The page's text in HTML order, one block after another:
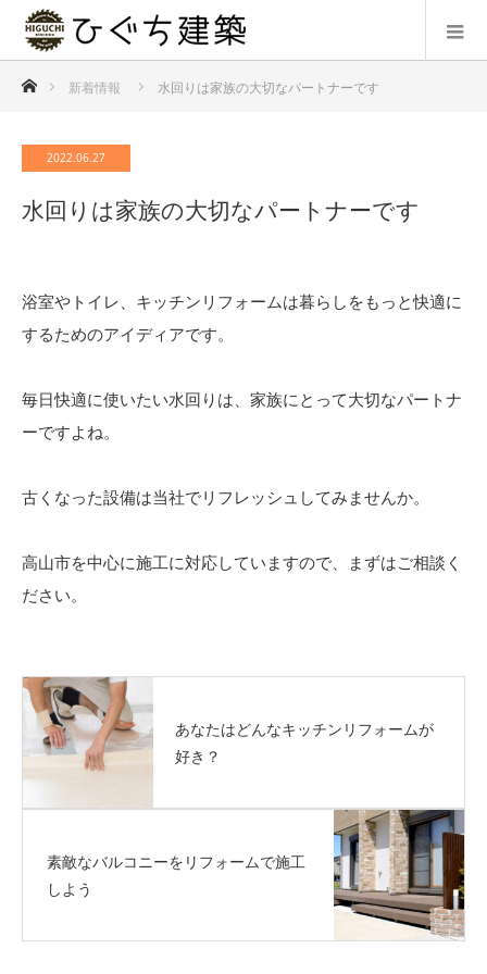
ホーム新着情報 水回りは家族の大切なパートナーです
2022.06.27
水回りは家族の大切なパートナーです
浴室やトイレ、キッチンリフォームは暮らしをもっと快適に
するためのアイディアです。
毎日快適に使いたい水回りは、家族にとって大切なパートナ
ーですよね。
古くなった設備は当社でリフレッシュしてみませんか。
高山市を中心に施工に対応していますので、まずはご相談く
ださい。
あなたはどんなキッチンリフォームが
好き？
素敵なバルコニーをリフォームで施工
しよう